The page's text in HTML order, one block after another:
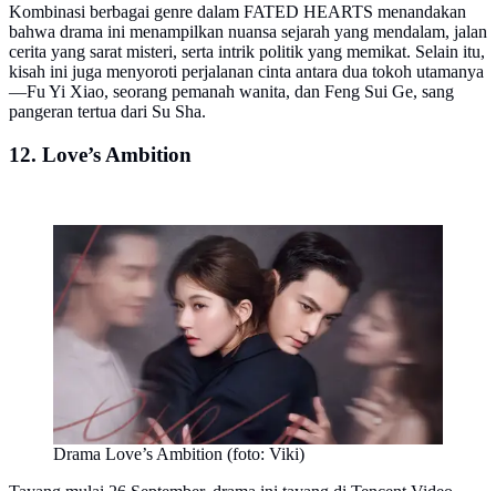
Kombinasi berbagai genre dalam FATED HEARTS menandakan
bahwa drama ini menampilkan nuansa sejarah yang mendalam, jalan
cerita yang sarat misteri, serta intrik politik yang memikat. Selain itu,
kisah ini juga menyoroti perjalanan cinta antara dua tokoh utamanya
—Fu Yi Xiao, seorang pemanah wanita, dan Feng Sui Ge, sang
pangeran tertua dari Su Sha.
12. Love’s Ambition
Drama Love’s Ambition (foto: Viki)